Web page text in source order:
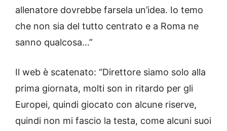
allenatore dovrebbe farsela un’idea. Io temo
che non sia del tutto centrato e a Roma ne
sanno qualcosa…”
Il web è scatenato: “Direttore siamo solo alla
prima giornata, molti son in ritardo per gli
Europei, quindi giocato con alcune riserve,
quindi non mi fascio la testa, come alcuni suoi